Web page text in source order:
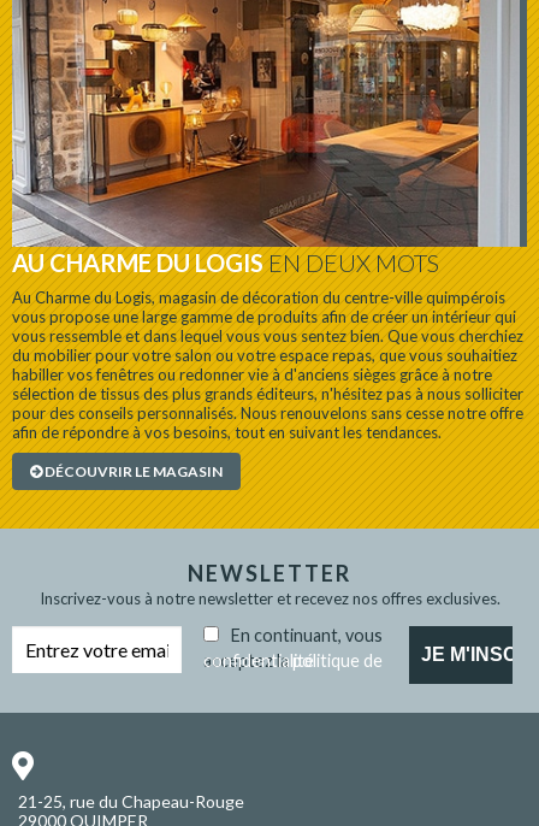
AU CHARME DU LOGISEN DEUX MOTS
Au Charme du Logis, magasin de décoration du centre-ville quimpérois
vous propose une large gamme de produits afin de créer un intérieur qui
vous ressemble et dans lequel vous vous sentez bien. Que vous cherchiez
du mobilier pour votre salon ou votre espace repas, que vous souhaitiez
habiller vos fenêtres ou redonner vie à d'anciens sièges grâce à notre
sélection de tissus des plus grands éditeurs, n'hésitez pas à nous solliciter
pour des conseils personnalisés. Nous renouvelons sans cesse notre offre
afin de répondre à vos besoins, tout en suivant les tendances.
DÉCOUVRIR LE MAGASIN
NEWSLETTER
Inscrivez-vous à notre newsletter et recevez nos offres exclusives.
En continuant, vous
acceptez la
politique de confidentialité
21-25, rue du Chapeau-Rouge
29000 QUIMPER